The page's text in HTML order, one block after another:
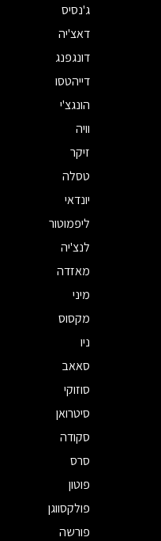
ג'נסיס
דאצ'יה
דונגפנג
דייהטסו
הונגצ'י
וויה
זיקר
טסלה
יונדאי
ליפמוטור
לנצ'יה
מאזדה
מיני
מקסוס
ניו
סאאב
סוזוקי
סיטרואן
סקודה
סרס
פוטון
פולקסווגן
פורשה